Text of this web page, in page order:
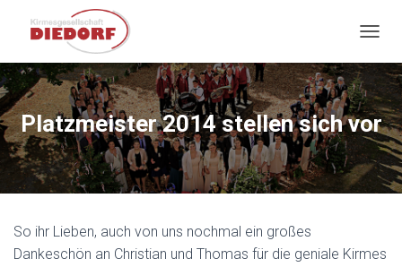
Platzmeister 2014 stellen sich vor
So ihr Lieben, auch von uns nochmal ein großes
Dankeschön an Christian und Thomas für die geniale Kirmes